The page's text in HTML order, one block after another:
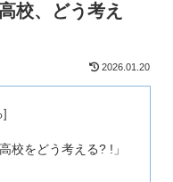
校、どう考え
2026.01.20
校をどう考える? !」